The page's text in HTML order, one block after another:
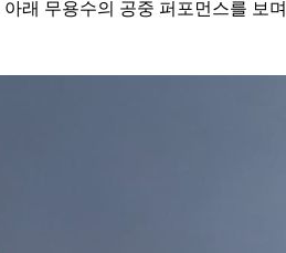
래 무용수의 공중 퍼포먼스를 보며